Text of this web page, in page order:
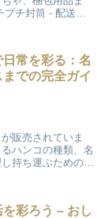
チ封筒 - 配送を
常を彩る：名
での完全ガイ
販売されていま
ハンコの種類、名
持ち運ぶための便
彩ろう – おし